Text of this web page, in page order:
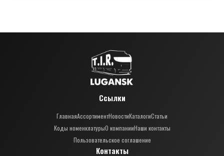
Ссылки
ГлавнаяАссортиментНовостиКаталогиСтатьи
Коды номенклатурыО компанииНаши контакты
Пользовательское соглашение
Контакты